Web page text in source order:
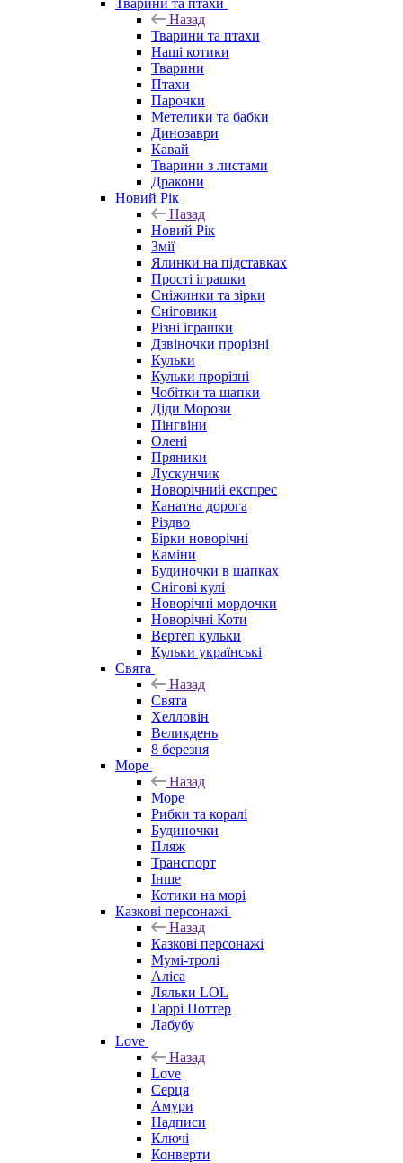
Тварини та птахи
Назад
Тварини та птахи
Наші котики
Тварини
Птахи
Парочки
Метелики та бабки
Динозаври
Кавай
Тварини з листами
Дракони
Новий Рік
Назад
Новий Рік
Змії
Ялинки на підставках
Прості іграшки
Сніжинки та зірки
Сніговики
Різні іграшки
Дзвіночки прорізні
Кульки
Кульки прорізні
Чобітки та шапки
Діди Морози
Пінгвіни
Олені
Пряники
Лускунчик
Новорічний експрес
Канатна дорога
Різдво
Бірки новорічні
Каміни
Будиночки в шапках
Снігові кулі
Новорічні мордочки
Новорічні Коти
Вертеп кульки
Кульки українські
Свята
Назад
Свята
Хелловін
Великдень
8 березня
Море
Назад
Море
Рибки та коралі
Будиночки
Пляж
Транспорт
Інше
Котики на морі
Казкові персонажі
Назад
Казкові персонажі
Мумі-тролі
Аліса
Ляльки LOL
Гаррі Поттер
Лабубу
Love
Назад
Love
Серця
Амури
Надписи
Ключі
Конверти